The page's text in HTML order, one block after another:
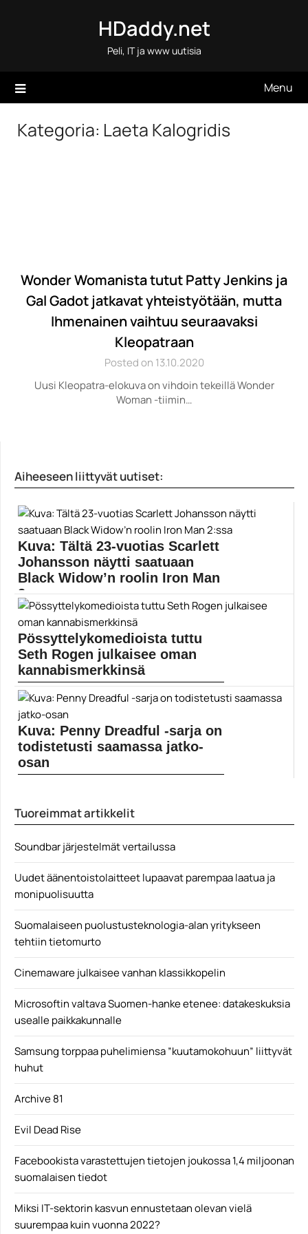
HDaddy.net
Peli, IT ja www uutisia
Menu
Kategoria: Laeta Kalogridis
Wonder Womanista tutut Patty Jenkins ja
Gal Gadot jatkavat yhteistyötään, mutta
Ihmenainen vaihtuu seuraavaksi
Kleopatraan
Posted on 13.10.2020
Uusi Kleopatra-elokuva on vihdoin tekeillä Wonder
Woman -tiimin…
Aiheeseen liittyvät uutiset:
Kuva: Tältä 23-vuotias Scarlett
Johansson näytti saatuaan
Black Widow’n roolin Iron Man
2:ssa
Scarlett Johansson nähtiin ensimmäisen kerran Black
Widow’n roolissa...
Black Widow
Pössyttelykomedioista tuttu
Seth Rogen julkaisee oman
kannabismerkkinsä
Näyttelijä Seth Rogenin ja ohjaaja Evan Goldbergin
Elokuvat
Kuva: Penny Dreadful -sarja on
todistetusti saamassa jatko-
osan
Elokuvat
Tuoreimmat artikkelit
Soundbar järjestelmät vertailussa
Uudet äänentoistolaitteet lupaavat parempaa laatua ja
monipuolisuutta
Suomalaiseen puolustusteknologia-alan yritykseen
tehtiin tietomurto
Cinemaware julkaisee vanhan klassikkopelin
Microsoftin valtava Suomen-hanke etenee: datakeskuksia
usealle paikkakunnalle
Samsung torppaa puhelimiensa ”kuutamokohuun” liittyvät
huhut
Archive 81
Evil Dead Rise
Facebookista varastettujen tietojen joukossa 1,4 miljoonan
suomalaisen tiedot
Miksi IT-sektorin kasvun ennustetaan olevan vielä
suurempaa kuin vuonna 2022?